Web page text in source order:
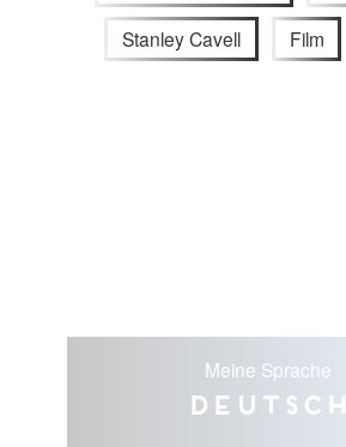
Stanley Cavell Film
Meine Sprache
Deutsch